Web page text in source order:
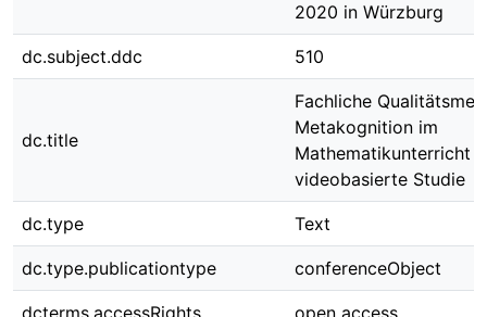
2020 in Würzburg
dc.subject.ddc 510
dc.title
Fachliche
Metakognition im
Mathematikunterricht
videobasierte Studie
dc.type Text
dc.type.publicationtype conferenceObject
dcterms.accessRights open access